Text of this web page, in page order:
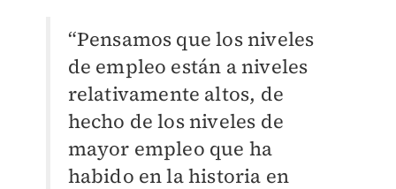
“Pensamos que los niveles
de empleo están a niveles
relativamente altos, de
hecho de los niveles de
mayor empleo que ha
habido en la historia en